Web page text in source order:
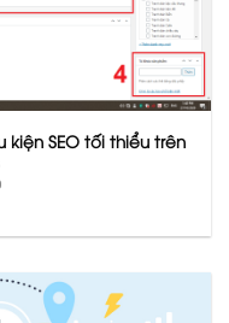
SEO tối thiểu trên